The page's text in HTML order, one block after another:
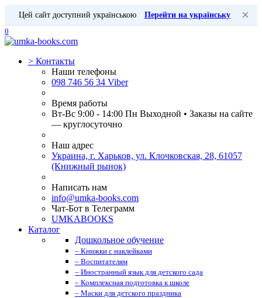
Цей сайт доступний українською Перейти на українську ×
0
> Контакты
Наши телефоны
098 746 56 34 Viber
Время работы
Вт-Вс 9:00 - 14:00 Пн Выходной • Заказы на сайте
— круглосуточно
Наш адрес
Украина, г. Харьков, ул. Клочковская, 28, 61057
(Книжный рынок)
Написать нам
info@umka-books.com
Чат-Бот в Телеграмм
UMKABOOKS
Каталог
Дошкольное обучение
– Книжки с наклейками
– Воспитателям
– Иностранный язык для детского сада
– Комплексная подготовка к школе
– Маски для детского праздника